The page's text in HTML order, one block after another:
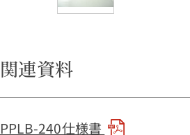
関連資料
PPLB-240仕様書